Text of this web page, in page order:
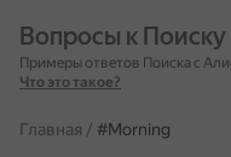
Вопросы к Поиску
Примеры ответов Поиска с
Что это такое?
Главная / #Morning